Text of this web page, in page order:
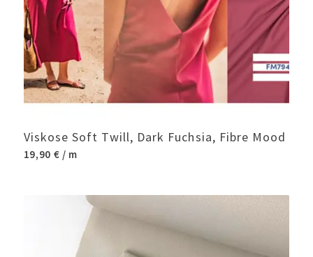
Viskose Soft Twill, Dark Fuchsia, Fibre Mood
19,90 € / m